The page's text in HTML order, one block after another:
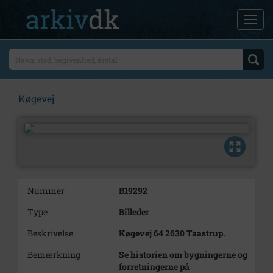
Køgevej
Nummer
B19292
Type
Billeder
Beskrivelse
Køgevej 64 2630 Taastrup.
Bemærkning
Se historien om bygningerne og
forretningerne på